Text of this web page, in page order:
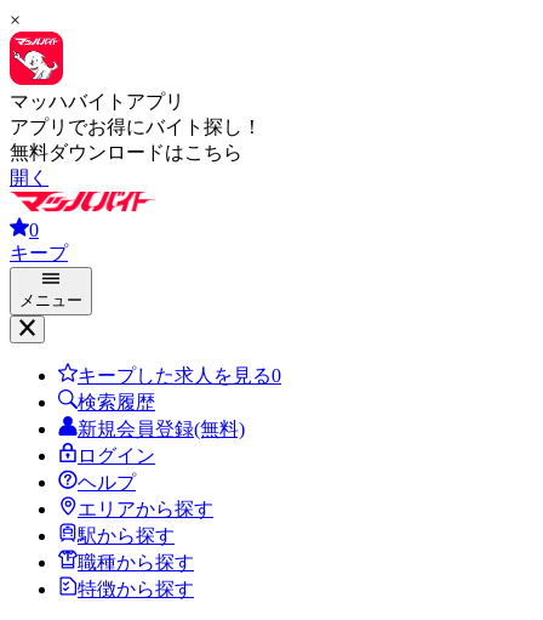
×
マッハバイトアプリ
アプリでお得にバイト探し！
無料ダウンロードはこちら
開く
0
キープ
メニュー
キープした求人を見る0
検索履歴
新規会員登録(無料)
ログイン
ヘルプ
エリアから探す
駅から探す
職種から探す
特徴から探す